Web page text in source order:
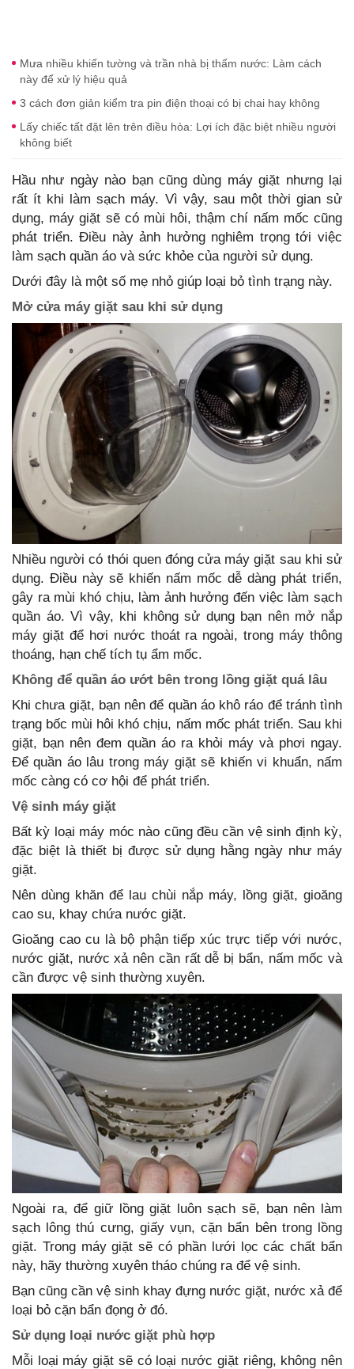
Mưa nhiều khiến tường và trần nhà bị thấm nước: Làm cách
này để xử lý hiệu quả
3 cách đơn giản kiểm tra pin điện thoại có bị chai hay không
Lấy chiếc tất đặt lên trên điều hòa: Lợi ích đặc biệt nhiều người
không biết
Hầu như ngày nào bạn cũng dùng máy giặt nhưng lại
rất ít khi làm sạch máy. Vì vậy, sau một thời gian sử
dụng, máy giặt sẽ có mùi hôi, thậm chí nấm mốc cũng
phát triển. Điều này ảnh hưởng nghiêm trọng tới việc
làm sạch quần áo và sức khỏe của người sử dụng.
Dưới đây là một số mẹ nhỏ giúp loại bỏ tình trạng này.
Mở cửa máy giặt sau khi sử dụng
Nhiều người có thói quen đóng cửa máy giặt sau khi sử
dụng. Điều này sẽ khiến nấm mốc dễ dàng phát triển,
gây ra mùi khó chịu, làm ảnh hưởng đến việc làm sạch
quần áo. Vì vậy, khi không sử dụng bạn nên mở nắp
máy giặt để hơi nước thoát ra ngoài, trong máy thông
thoáng, hạn chế tích tụ ẩm mốc.
Không để quần áo ướt bên trong lồng giặt quá lâu
Khi chưa giặt, bạn nên để quần áo khô ráo để tránh tình
trạng bốc mùi hôi khó chịu, nấm mốc phát triển. Sau khi
giặt, bạn nên đem quần áo ra khỏi máy và phơi ngay.
Để quần áo lâu trong máy giặt sẽ khiến vi khuẩn, nấm
mốc càng có cơ hội để phát triển.
Vệ sinh máy giặt
Bất kỳ loại máy móc nào cũng đều cần vệ sinh định kỳ,
đặc biệt là thiết bị được sử dụng hằng ngày như máy
giặt.
Nên dùng khăn để lau chùi nắp máy, lồng giặt, gioăng
cao su, khay chứa nước giặt.
Gioăng cao cu là bộ phận tiếp xúc trực tiếp với nước,
nước giặt, nước xả nên cần rất dễ bị bẩn, nấm mốc và
cần được vệ sinh thường xuyên.
Ngoài ra, để giữ lồng giặt luôn sạch sẽ, bạn nên làm
sạch lông thú cưng, giấy vụn, cặn bẩn bên trong lồng
giặt. Trong máy giặt sẽ có phần lưới lọc các chất bẩn
này, hãy thường xuyên tháo chúng ra để vệ sinh.
Bạn cũng cần vệ sinh khay đựng nước giặt, nước xả để
loại bỏ cặn bẩn đọng ở đó.
Sử dụng loại nước giặt phù hợp
Mỗi loại máy giặt sẽ có loại nước giặt riêng, không nên